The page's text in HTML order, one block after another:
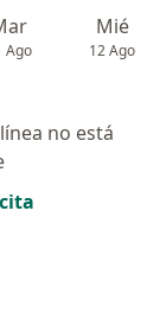
Ago
Mié
12 Ago
no está